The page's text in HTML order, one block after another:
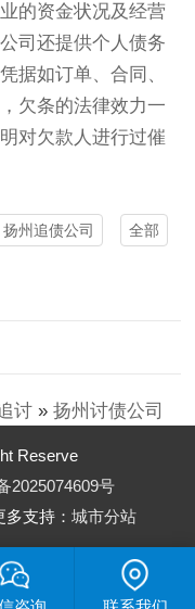
的资金状况及经营
司还提供个人债务
据如订单、合同、
欠条的法律效力一
对欠款人进行过催
扬州追债公司 全部
讨 » 扬州讨债公司
Reserve
2025074609号
多支持： 城市分站